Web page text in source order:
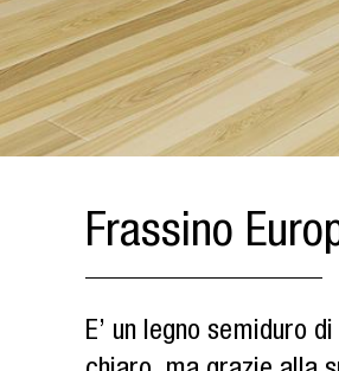
Frassino
E’ un legno semiduro